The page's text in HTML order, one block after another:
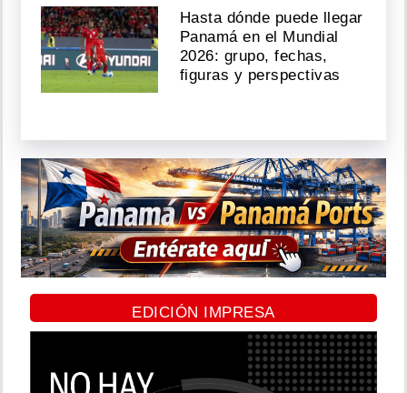
Hasta dónde puede llegar
Panamá en el Mundial
2026: grupo, fechas,
figuras y perspectivas
EDICIÓN IMPRESA